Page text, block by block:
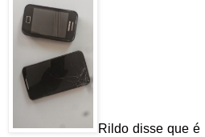
Rildo disse que é